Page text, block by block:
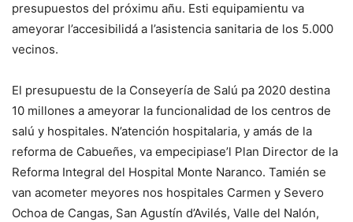
presupuestos del próximu añu. Esti equipamientu va
ameyorar l’accesibilidá a l’asistencia sanitaria de los 5.000
vecinos.
El presupuestu de la Conseyería de Salú pa 2020 destina
10 millones a ameyorar la funcionalidad de los centros de
salú y hospitales. N’atención hospitalaria, y amás de la
reforma de Cabueñes, va empecipiase’l Plan Director de la
Reforma Integral del Hospital Monte Naranco. Tamién se
van acometer meyores nos hospitales Carmen y Severo
Ochoa de Cangas, San Agustín d’Avilés, Valle del Nalón,